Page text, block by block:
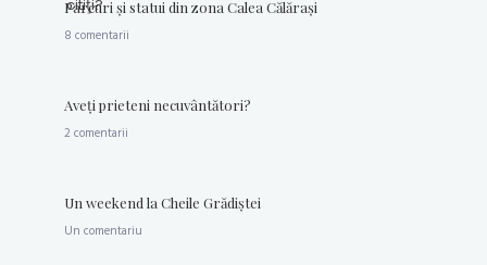
Parcuri şi statui din zona Calea Călăraşi
8 comentarii
Aveţi prieteni necuvântători?
2 comentarii
Un weekend la Cheile Grădiştei
Un comentariu